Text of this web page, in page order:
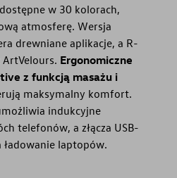
w 30 kolorach,
atmosferę. Wersja
drewniane aplikacje, a R-
Ergonomiczne
z funkcją masażu i
maksymalny komfort.
indukcyjne
telefonów, a złącza USB-
ładowanie laptopów.